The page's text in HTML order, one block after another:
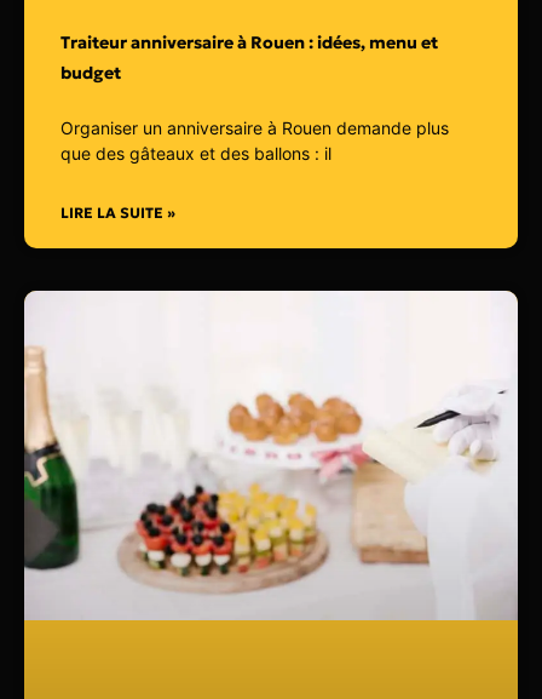
Traiteur anniversaire à Rouen : idées, menu et
budget
Organiser un anniversaire à Rouen demande plus
que des gâteaux et des ballons : il
LIRE LA SUITE »